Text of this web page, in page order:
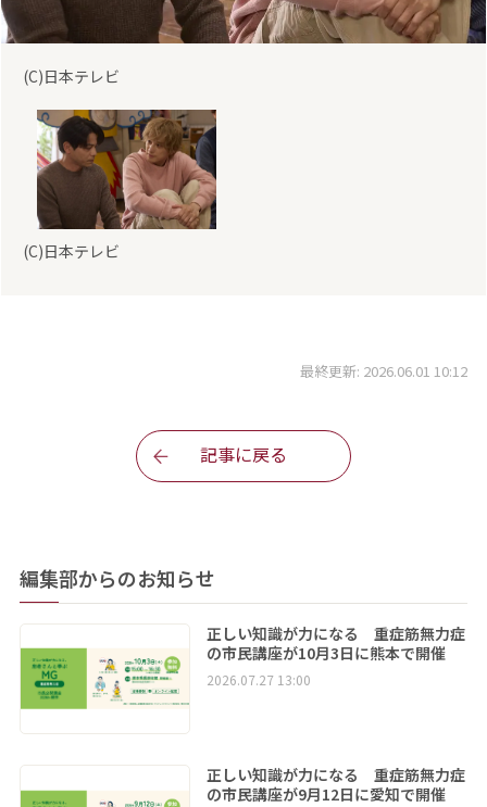
(C)日本テレビ
(C)日本テレビ
最終更新: 2026.06.01 10:12
記事に戻る
編集部からのお知らせ
正しい知識が力になる 重症筋無力症
の市民講座が10月3日に熊本で開催
2026.07.27 13:00
正しい知識が力になる 重症筋無力症
の市民講座が9月12日に愛知で開催